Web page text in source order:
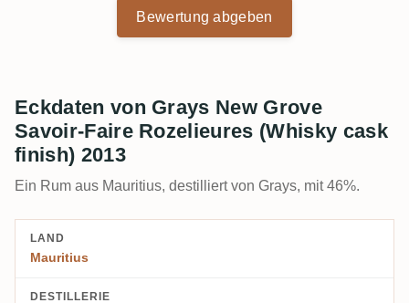
Bewertung abgeben
Eckdaten von Grays New Grove
Savoir-Faire Rozelieures (Whisky cask
finish) 2013
Ein Rum aus Mauritius, destilliert von Grays, mit 46%.
LAND
Mauritius
DESTILLERIE